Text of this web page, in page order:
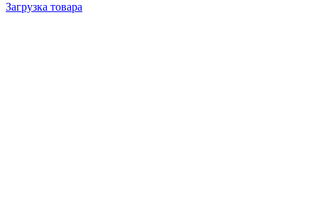
Загрузка товара